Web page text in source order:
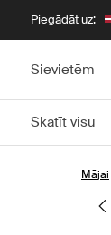
Piegādāt uz:
Sievietēm
Skatīt visu
Mājai